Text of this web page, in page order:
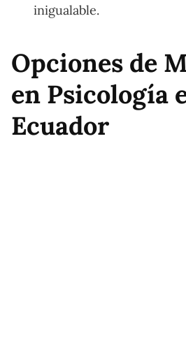
inigualable.
Opciones de
en Psicología
Ecuador